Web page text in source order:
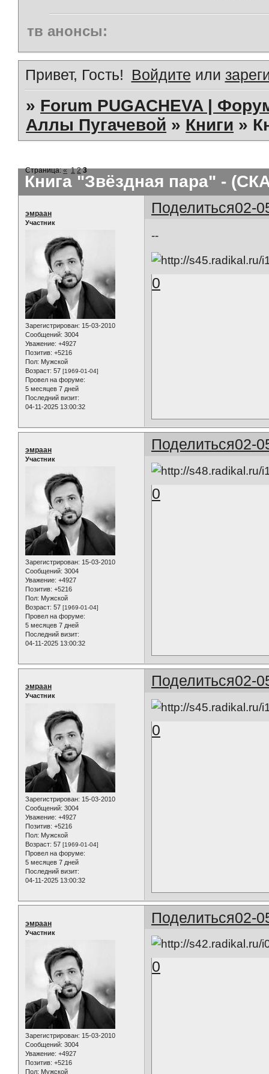
тв анонсы:
Привет, Гость! Войдите или
» Forum PUGACHEVA |
Аллы Пугачевой » Книги »
Книга "Звёздная пара" -
Страница:« 1 2 3
Поделиться02-
эмраан
Участник
Зарегистрирован: 15-03-2010
Сообщений: 3004
Уважение: +4927
Позитив: +5216
Пол: Мужской
Возраст: 57 [1969-01-04]
Провел на форуме:
5 месяцев 7 дней
Последний визит:
04-11-2025 13:00:32
--
0
Поделиться02-
эмраан
Участник
Зарегистрирован: 15-03-2010
Сообщений: 3004
Уважение: +4927
Позитив: +5216
Пол: Мужской
Возраст: 57 [1969-01-04]
Провел на форуме:
5 месяцев 7 дней
Последний визит:
04-11-2025 13:00:32
0
Поделиться02-
эмраан
Участник
Зарегистрирован: 15-03-2010
Сообщений: 3004
Уважение: +4927
Позитив: +5216
Пол: Мужской
Возраст: 57 [1969-01-04]
Провел на форуме:
5 месяцев 7 дней
Последний визит:
04-11-2025 13:00:32
0
Поделиться02-
эмраан
Участник
Зарегистрирован: 15-03-2010
Сообщений: 3004
Уважение: +4927
Позитив: +5216
Пол: Мужской
0